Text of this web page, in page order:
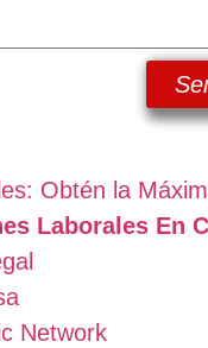
Obtén la
Laborales En
Network